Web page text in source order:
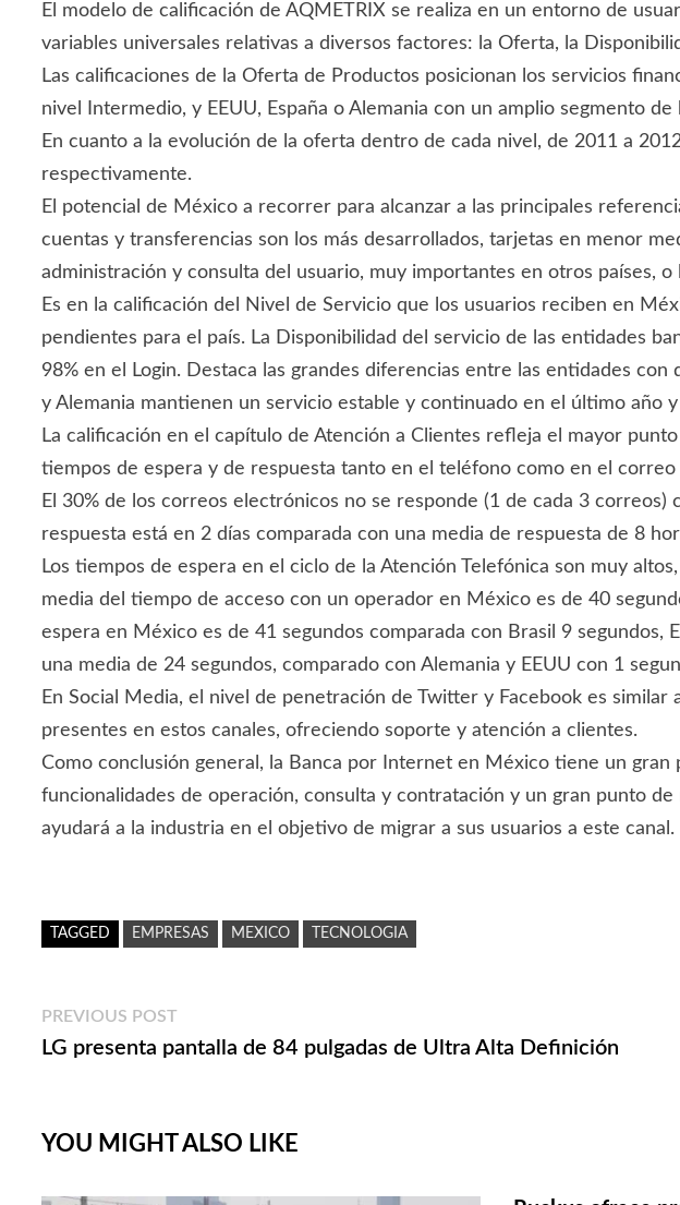
El modelo de calificación de AQMETRIX se realiza en un entorno de
variables universales relativas a diversos factores: la Oferta, la
Las calificaciones de la Oferta de Productos posicionan los servicios
nivel Intermedio, y EEUU, España o Alemania con un amplio segmento de
En cuanto a la evolución de la oferta dentro de cada nivel, de 2011 a
respectivamente.
El potencial de México a recorrer para alcanzar a las principales
cuentas y transferencias son los más desarrollados, tarjetas en menor
administración y consulta del usuario, muy importantes en otros países,
Es en la calificación del Nivel de Servicio que los usuarios reciben en
pendientes para el país. La Disponibilidad del servicio de las entidades
98% en el Login. Destaca las grandes diferencias entre las entidades
y Alemania mantienen un servicio estable y continuado en el último año
La calificación en el capítulo de Atención a Clientes refleja el mayor
tiempos de espera y de respuesta tanto en el teléfono como en el
El 30% de los correos electrónicos no se responde (1 de cada 3
respuesta está en 2 días comparada con una media de respuesta de 8
Los tiempos de espera en el ciclo de la Atención Telefónica son muy
media del tiempo de acceso con un operador en México es de 40
espera en México es de 41 segundos comparada con Brasil 9
una media de 24 segundos, comparado con Alemania y EEUU con 1
En Social Media, el nivel de penetración de Twitter y Facebook es
presentes en estos canales, ofreciendo soporte y atención a clientes.
Como conclusión general, la Banca por Internet en México tiene un
funcionalidades de operación, consulta y contratación y un gran punto
ayudará a la industria en el objetivo de migrar a sus usuarios a este canal.
TAGGED EMPRESAS MEXICO TECNOLOGIA
Navegación
de
PREVIOUS POST
post:
LG presenta pantalla de 84 pulgadas de Ultra Alta Definición
YOU MIGHT ALSO LIKE